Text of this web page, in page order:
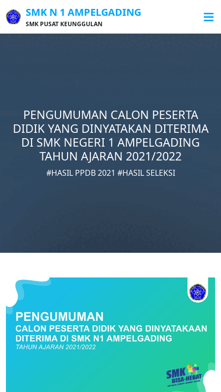
SMK N 1 AMPELGADING
SMK PUSAT KEUNGGULAN
PENGUMUMAN CALON PESERTA
DIDIK YANG DINYATAKAN DITERIMA
DI SMK NEGERI 1 AMPELGADING
TAHUN AJARAN 2021/2022
#HASIL PPDB 2021 #HASIL SELEKSI